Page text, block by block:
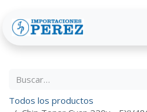
Todos los productos